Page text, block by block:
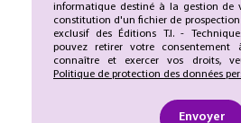
informatique destiné à la gestion de
constitution d'un fichier de
exclusif des Éditions T.I. -
pouvez retirer votre
connaître et exercer vos droits,
Politique de protection des données
Envoyer